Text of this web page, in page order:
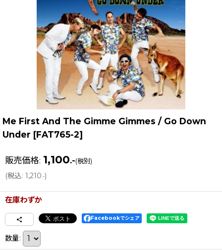
Me First And The Gimme Gimmes / Go Down
Under [FAT765-2]
販売価格: 1,100.-(税別)
(税込: 1,210.-)
在庫わずか
Facebookでシェア
数量: